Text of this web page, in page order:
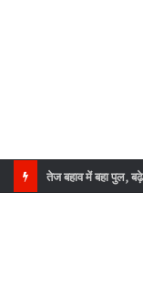
तेज बहाव में बहा पुल,